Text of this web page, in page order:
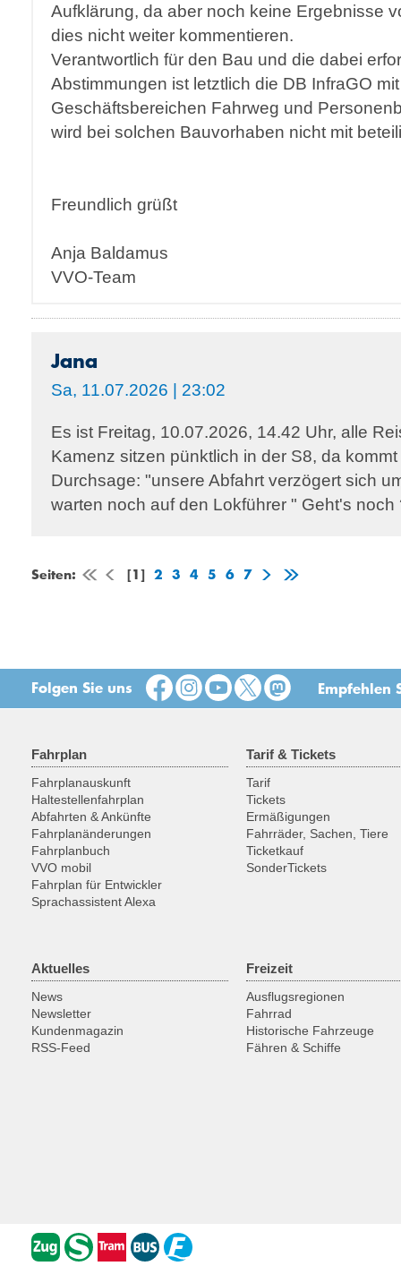
Aufklärung, da aber noch keine Ergebnisse
dies nicht weiter kommentieren.
Verantwortlich für den Bau und die dabei
Abstimmungen ist letztlich die DB InfraGO
Geschäftsbereichen Fahrweg und
wird bei solchen Bauvorhaben nicht mit
Freundlich grüßt
Anja Baldamus
VVO-Team
Jana
Sa, 11.07.2026 | 23:02
Es ist Freitag, 10.07.2026, 14.42 Uhr, alle
Kamenz sitzen pünktlich in der S8, da
Durchsage: "unsere Abfahrt verzögert sich
warten noch auf den Lokführer " Geht's noch
Seiten: [1] 2 3 4 5 6 7
Folgen Sie uns Empfehlen
Fahrplan
Fahrplanauskunft
Haltestellenfahrplan
Abfahrten & Ankünfte
Fahrplanänderungen
Fahrplanbuch
VVO mobil
Fahrplan für Entwickler
Sprachassistent Alexa
Tarif & Tickets
Tarif
Tickets
Ermäßigungen
Fahrräder, Sachen, Tiere
Ticketkauf
SonderTickets
Aktuelles
News
Newsletter
Kundenmagazin
RSS-Feed
Freizeit
Ausflugsregionen
Fahrrad
Historische Fahrzeuge
Fähren & Schiffe